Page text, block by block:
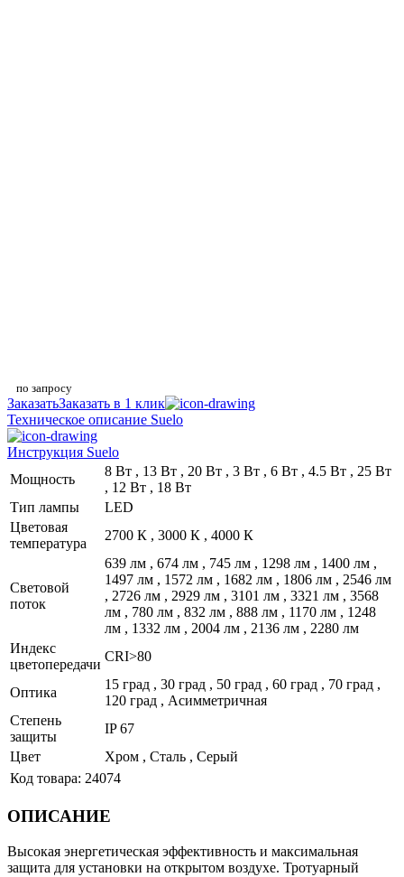
по запросу
ЗаказатьЗаказать в 1 клик
Техническое описание Suelo
Инструкция Suelo
Мощность
8 Вт , 13 Вт , 20 Вт , 3 Вт , 6 Вт , 4.5 Вт , 25 Вт
, 12 Вт , 18 Вт
Тип лампы
LED
Цветовая
температура
2700 К , 3000 К , 4000 К
Световой
поток
639 лм , 674 лм , 745 лм , 1298 лм , 1400 лм ,
1497 лм , 1572 лм , 1682 лм , 1806 лм , 2546 лм
, 2726 лм , 2929 лм , 3101 лм , 3321 лм , 3568
лм , 780 лм , 832 лм , 888 лм , 1170 лм , 1248
лм , 1332 лм , 2004 лм , 2136 лм , 2280 лм
Индекс
цветопередачи
CRI>80
Оптика
15 град , 30 град , 50 град , 60 град , 70 град ,
120 град , Асимметричная
Степень
защиты
IP 67
Цвет
Хром , Сталь , Серый
Код товара: 24074
ОПИСАНИЕ
Высокая энергетическая эффективность и максимальная
защита для установки на открытом воздухе. Тротуарный